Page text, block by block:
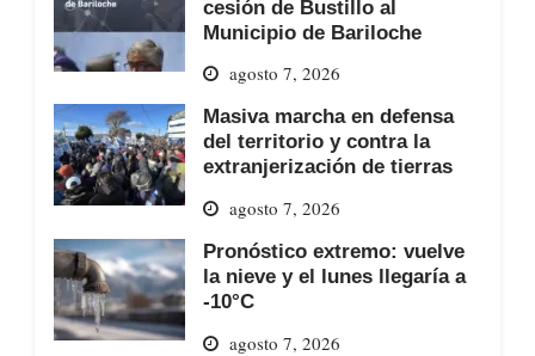
cesión de Bustillo al
Municipio de Bariloche
agosto 7, 2026
Masiva marcha en defensa
del territorio y contra la
extranjerización de tierras
agosto 7, 2026
Pronóstico extremo: vuelve
la nieve y el lunes llegaría a
-10°C
agosto 7, 2026